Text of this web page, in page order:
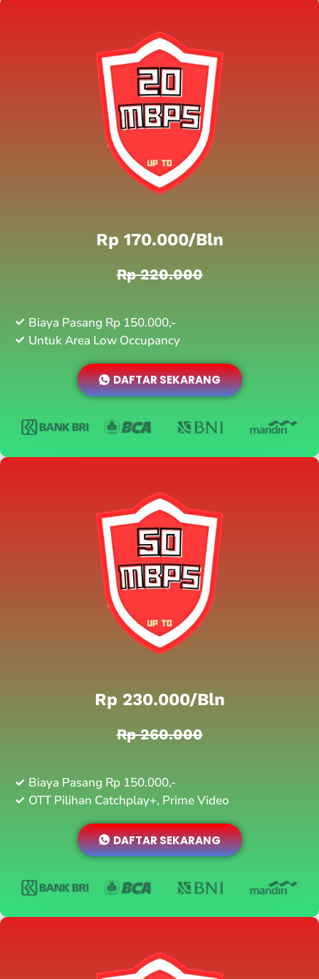
Rp 170.000/bln
Rp 220.000
Biaya Pasang Rp 150.000,-
Untuk Area Low Occupancy
DAFTAR SEKARANG
Rp 230.000/bln
Rp 260.000
Biaya Pasang Rp 150.000,-
OTT Pilihan Catchplay+, Prime Video
DAFTAR SEKARANG